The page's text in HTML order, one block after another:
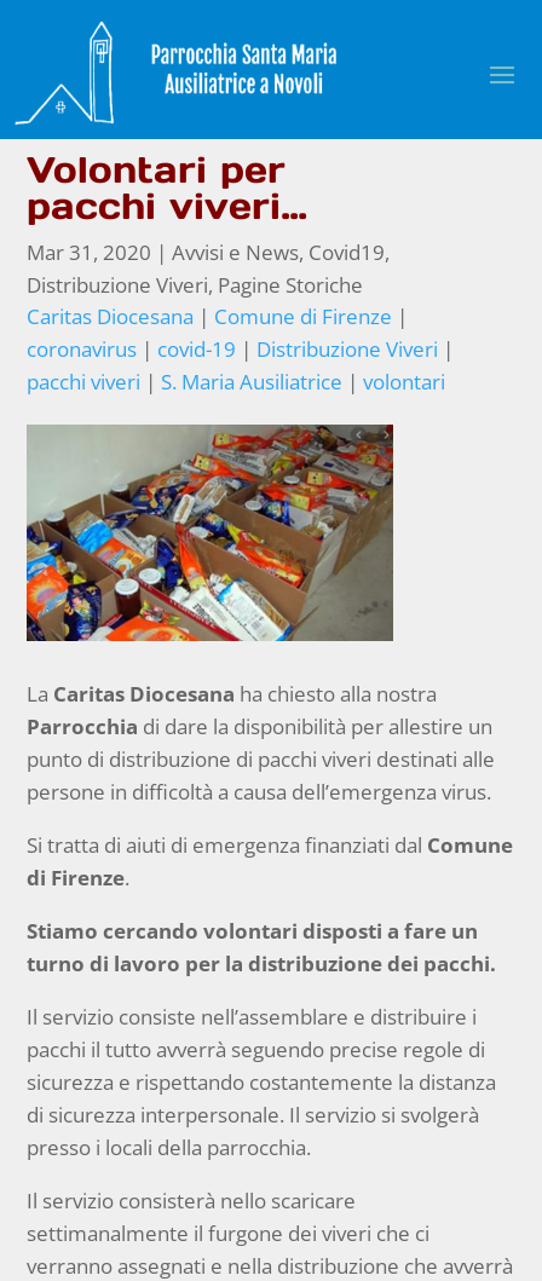
Volontari per
pacchi viveri…
Mar 31, 2020 |Avvisi e News, Covid19,
Distribuzione Viveri, Pagine Storiche
Caritas Diocesana | Comune di Firenze |
coronavirus | covid-19 | Distribuzione Viveri |
pacchi viveri | S. Maria Ausiliatrice |volontari
La Caritas Diocesana ha chiesto alla nostra
Parrocchia di dare la disponibilità per allestire un
punto di distribuzione di pacchi viveri destinati alle
persone in difficoltà a causa dell’emergenza virus.
Si tratta di aiuti di emergenza finanziati dal Comune
di Firenze.
Stiamo cercando volontari disposti a fare un
turno di lavoro per la distribuzione dei pacchi.
Il servizio consiste nell’assemblare e distribuire i
pacchi il tutto avverrà seguendo precise regole di
sicurezza e rispettando costantemente la distanza
di sicurezza interpersonale. Il servizio si svolgerà
presso i locali della parrocchia.
Il servizio consisterà nello scaricare
settimanalmente il furgone dei viveri che ci
verranno assegnati e nella distribuzione che avverrà